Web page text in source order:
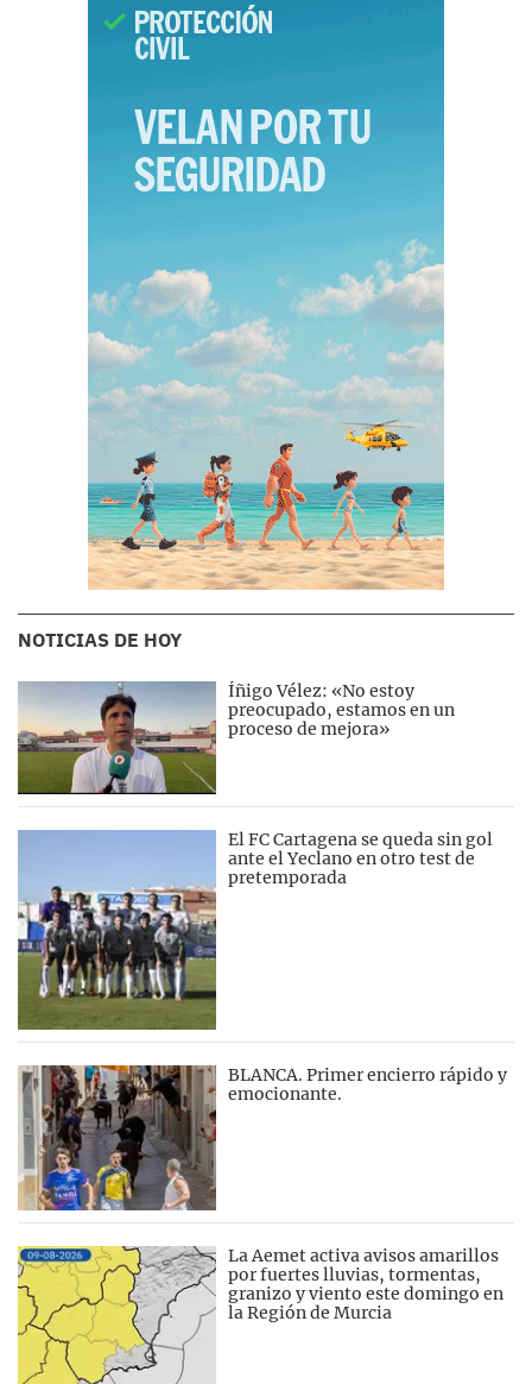
NOTICIAS DE HOY
Íñigo Vélez: «No estoy
preocupado, estamos en un
proceso de mejora»
El FC Cartagena se queda sin gol
ante el Yeclano en otro test de
pretemporada
BLANCA. Primer encierro rápido y
emocionante.
La Aemet activa avisos amarillos
por fuertes lluvias, tormentas,
granizo y viento este domingo en
la Región de Murcia